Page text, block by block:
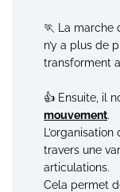
🏃 La marche
n’y a plus de
transforment
👍 Ensuite, il
mouvement.
travers une
articulations.
Cela permet